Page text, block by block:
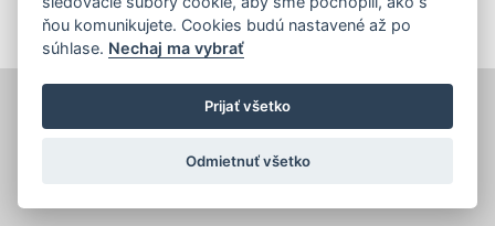
Priemyselná 4, 821 08 Bratislava
Dizajn a prevádzka -Inštitút znalostného pôdohospodárstva a inovácií
ňou komunikujete. Cookies budú nastavené až po
súhlase. Nechaj ma vybrať
Prijať všetko
Odmietnuť všetko